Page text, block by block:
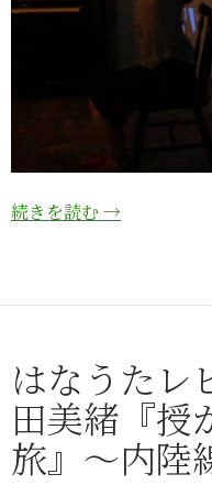
続きを読む →
はなうたレ
田美緒『授
旅』～内陸